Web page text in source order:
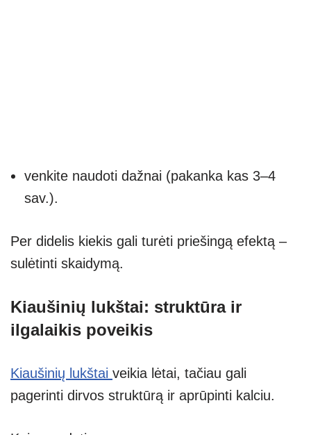
venkite naudoti dažnai (pakanka kas 3–4
sav.).
Per didelis kiekis gali turėti priešingą efektą –
sulėtinti skaidymą.
Kiaušinių lukštai: struktūra ir
ilgalaikis poveikis
Kiaušinių lukštai veikia lėtai, tačiau gali
pagerinti dirvos struktūrą ir aprūpinti kalciu.